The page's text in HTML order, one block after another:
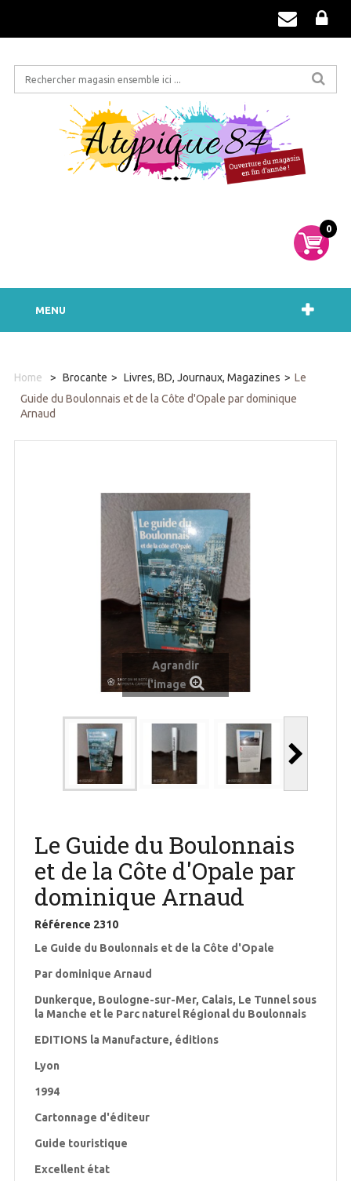
0
MENU
Home > Brocante > Livres, BD, Journaux, Magazines > Le
Guide du Boulonnais et de la Côte d'Opale par dominique
Arnaud
Agrandir
l'image
Le Guide du Boulonnais
et de la Côte d'Opale par
dominique Arnaud
Référence 2310
Le Guide du Boulonnais et de la Côte d'Opale
Par dominique Arnaud
Dunkerque, Boulogne-sur-Mer, Calais, Le Tunnel sous
la Manche et le Parc naturel Régional du Boulonnais
EDITIONS la Manufacture, éditions
Lyon
1994
Cartonnage d'éditeur
Guide touristique
Excellent état